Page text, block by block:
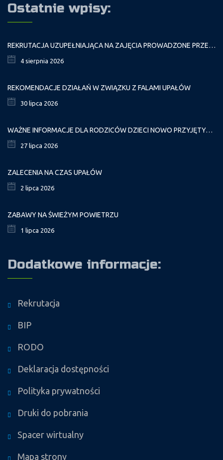
Ostatnie wpisy:
REKRUTACJA UZUPEŁNIAJĄCA NA ZAJĘCIA PROWADZONE PRZEZ PAŁAC MŁODZIEŻY W ROKU SZKOLNYM 2026/2027
4 sierpnia 2026
REKOMENDACJE DZIAŁAŃ W ZWIĄZKU Z FALAMI UPAŁÓW
30 lipca 2026
WAŻNE INFORMACJE DLA RODZICÓW DZIECI NOWO PRZYJĘTYCH GR. I
27 lipca 2026
ZALECENIA NA CZAS UPAŁÓW
2 lipca 2026
ZABAWY NA ŚWIEŻYM POWIETRZU
1 lipca 2026
Dodatkowe informacje:
Rekrutacja
BIP
RODO
Deklaracja dostępności
Polityka prywatności
Druki do pobrania
Spacer wirtualny
Mapa strony